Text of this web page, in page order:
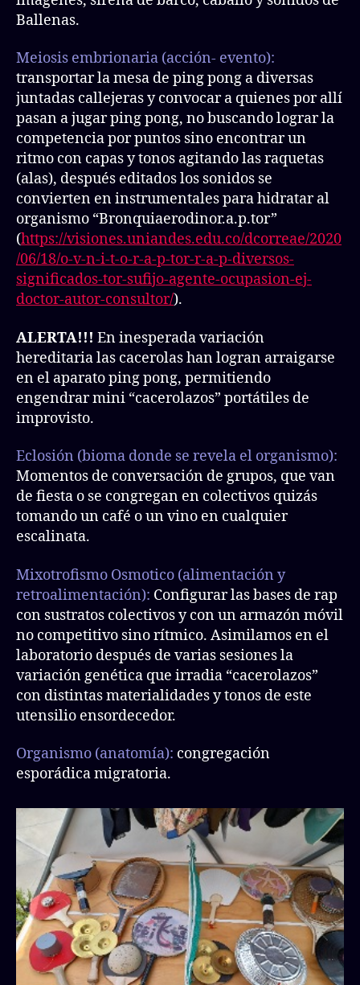
Ballenas.
Meiosis embrionaria (acción- evento):
transportar la mesa de ping pong a diversas
juntadas callejeras y convocar a quienes por allí
pasan a jugar ping pong, no buscando lograr la
competencia por puntos sino encontrar un
ritmo con capas y tonos agitando las raquetas
(alas), después editados los sonidos se
convierten en instrumentales para hidratar al
organismo “Bronquiaerodinor.a.p.tor”
(https://visiones.uniandes.edu.co/dcorreae/2020
/06/18/o-v-n-i-t-o-r-a-p-tor-r-a-p-diversos-
significados-tor-sufijo-agente-ocupasion-ej-
doctor-autor-consultor/).
ALERTA!!! En inesperada variación
hereditaria las cacerolas han logran arraigarse
en el aparato ping pong, permitiendo
engendrar mini “cacerolazos” portátiles de
improvisto.
Eclosión (bioma donde se revela el organismo):
Momentos de conversación de grupos, que van
de fiesta o se congregan en colectivos quizás
tomando un café o un vino en cualquier
escalinata.
Mixotrofismo Osmotico (alimentación y
retroalimentación): Configurar las bases de rap
con sustratos colectivos y con un armazón móvil
no competitivo sino rítmico. Asimilamos en el
laboratorio después de varias sesiones la
variación genética que irradia “cacerolazos”
con distintas materialidades y tonos de este
utensilio ensordecedor.
Organismo (anatomía): congregación
esporádica migratoria.